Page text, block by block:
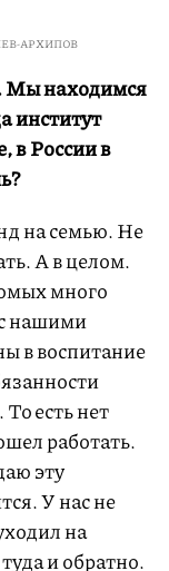
АРХИПОВ
Мы находимся
институт
в России в
на семью. Не
А в целом.
много
нашими
в воспитание
есть нет
работать.
эту
У нас не
на
и обратно.